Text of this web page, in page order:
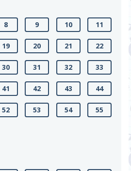
8 9 10 11
19 20 21 22
30 31 32 33
41 42 43 44
52 53 54 55